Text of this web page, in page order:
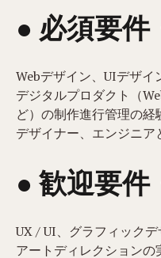
● 必須要
Webデザイン、UIデザイ
デジタルプロダクト（
ど）の制作進行管理の経
デザイナー、エンジニ
● 歓迎要
UX / UI、グラフィック
アートディレクションの